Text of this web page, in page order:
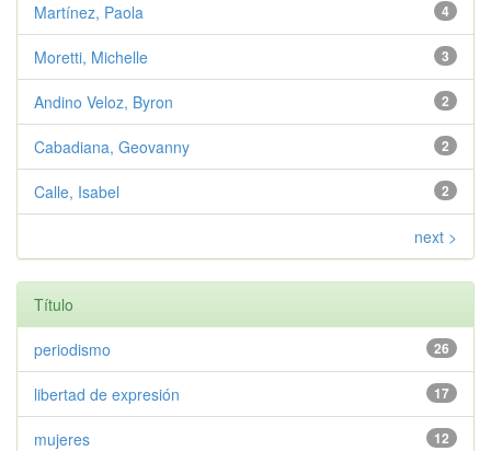
4
Martínez, Paola
3
Moretti, Michelle
2
Andino Veloz, Byron
2
Cabadiana, Geovanny
2
Calle, Isabel
next >
Título
26
periodismo
17
libertad de expresión
12
mujeres